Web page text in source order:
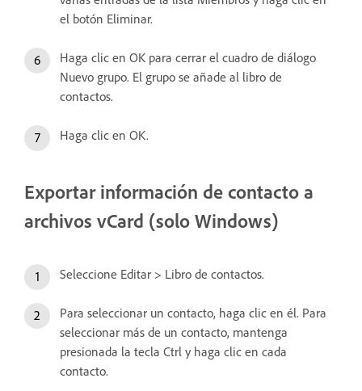
el botón Eliminar.
Haga clic en OK para cerrar el cuadro de diálogo
Nuevo grupo. El grupo se añade al libro de
contactos.
Haga clic en OK.
Exportar información de contacto a
archivos vCard (solo Windows)
Seleccione Editar > Libro de contactos.
Para seleccionar un contacto, haga clic en él. Para
seleccionar más de un contacto, mantenga
presionada la tecla Ctrl y haga clic en cada
contacto.